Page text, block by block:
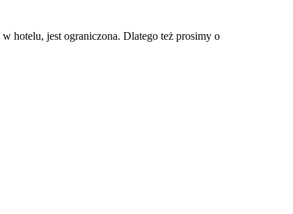
hotelu, jest ograniczona. Dlatego też prosimy o